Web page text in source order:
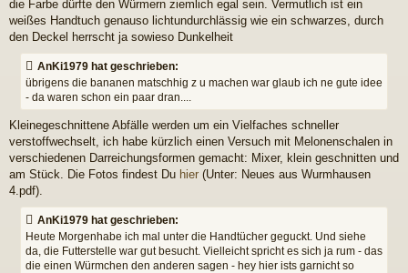
die Farbe dürfte den Würmern ziemlich egal sein. Vermutlich ist ein
weißes Handtuch genauso lichtundurchlässig wie ein schwarzes, durch
den Deckel herrscht ja sowieso Dunkelheit
AnKi1979 hat geschrieben:
übrigens die bananen matschhig z u machen war glaub ich ne gute idee
- da waren schon ein paar dran....
Kleinegeschnittene Abfälle werden um ein Vielfaches schneller
verstoffwechselt, ich habe kürzlich einen Versuch mit Melonenschalen in
verschiedenen Darreichungsformen gemacht: Mixer, klein geschnitten und
am Stück. Die Fotos findest Du hier (Unter: Neues aus Wurmhausen
4.pdf).
AnKi1979 hat geschrieben:
Heute Morgenhabe ich mal unter die Handtücher geguckt. Und siehe
da, die Futterstelle war gut besucht. Vielleicht spricht es sich ja rum - das
die einen Würmchen den anderen sagen - hey hier ists garnicht so